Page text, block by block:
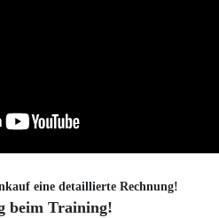
eine detaillierte Rechnung!
beim Training!